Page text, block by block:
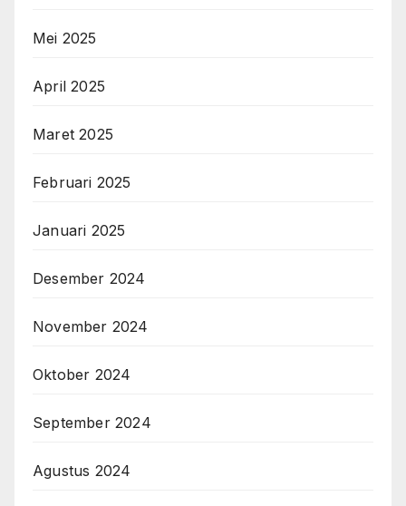
Mei 2025
April 2025
Maret 2025
Februari 2025
Januari 2025
Desember 2024
November 2024
Oktober 2024
September 2024
Agustus 2024